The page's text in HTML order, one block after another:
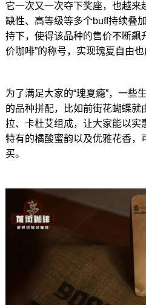
它一次又一次夺下奖座，也越来
缺性、高等级等多个buff持续叠
持下，使得该品种的售价不断飙
价咖啡”的称号，实现瑰夏自由
为了满足大家的“瑰夏瘾”，一些
的品种拼配，比如前街花蝴蝶就
拉、卡杜艾组成，让大家能以实
特有的橘酸蜜韵以及优雅花香，
买。